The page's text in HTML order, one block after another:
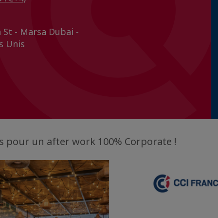
- Marsa Dubai -
Unis
pour un after work 100% Corporate !